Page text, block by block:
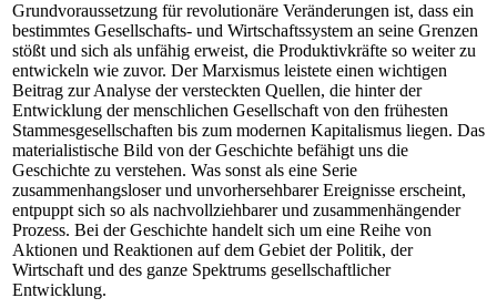
Grundvoraussetzung für revolutionäre Veränderungen ist, dass ein
bestimmtes Gesellschafts- und Wirtschaftssystem an seine Grenzen
stößt und sich als unfähig erweist, die Produktivkräfte so weiter zu
entwickeln wie zuvor. Der Marxismus leistete einen wichtigen
Beitrag zur Analyse der versteckten Quellen, die hinter der
Entwicklung der menschlichen Gesellschaft von den frühesten
Stammesgesellschaften bis zum modernen Kapitalismus liegen. Das
materialistische Bild von der Geschichte befähigt uns die
Geschichte zu verstehen. Was sonst als eine Serie
zusammenhangsloser und unvorhersehbarer Ereignisse erscheint,
entpuppt sich so als nachvollziehbarer und zusammenhängender
Prozess. Bei der Geschichte handelt sich um eine Reihe von
Aktionen und Reaktionen auf dem Gebiet der Politik, der
Wirtschaft und des ganze Spektrums gesellschaftlicher
Entwicklung.